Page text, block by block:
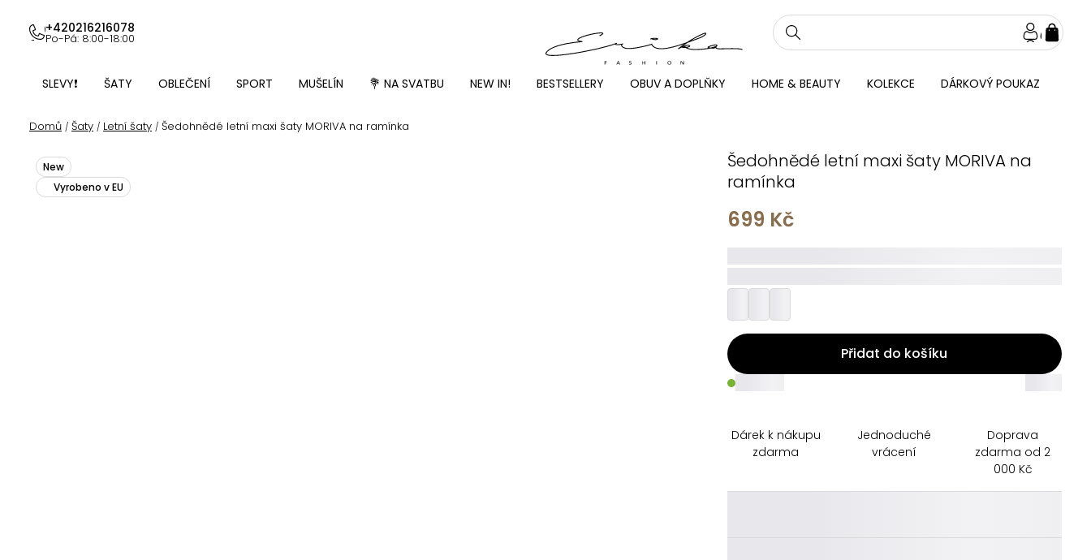
obsah
+420216216078
Po-Pá: 8:00-18:00
SLEVY❗ ŠATY OBLEČENÍ SPORT MUŠELÍN 💐 NA SVATBU NEW IN! BESTSELLERY OBUV A DOPLŇKY HOME & BEAUTY KOLEKCE DÁRKOVÝ POUKAZ
Domů / Šaty / Letní šaty / Šedohnědé letní maxi šaty MORIVA na ramínka
Šedohnědé letní maxi šaty MORIVA na
ramínka
New
Vyrobeno v EU
699 Kč
Přidat do košíku
_____
Dárek k nákupu
zdarma
Jednoduché
vrácení
Doprava
zdarma od 2
000 Kč